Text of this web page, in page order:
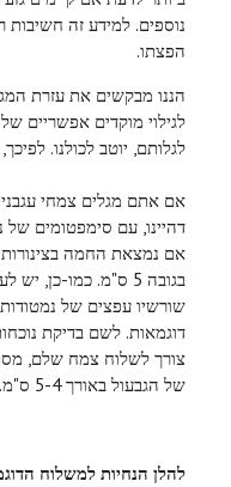
נוספים. למידע זה חשיבות
הפצתו.
הננו מבקשים את עזרת
לגילוי מוקדים אפשריים
לגלותם, יוטב לכולנו. לפיכך,
אם אתם מגלים צמחי
דהיינו, עם סימפטומים של
אם נמצאת החמה
בגובה 5 ס"מ. כמו-
שורשיו עפצים של
דוגמאות. לשם בדיקת
צורך לשלוח צמח שלם,
של הגבעול באורך 5-4 ס"מ.
להלן הנחיות למשלוח